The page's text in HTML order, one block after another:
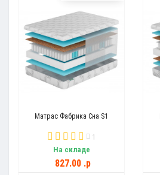
Матрас Фабрика Сна S1
1
На складе
827.00 .p